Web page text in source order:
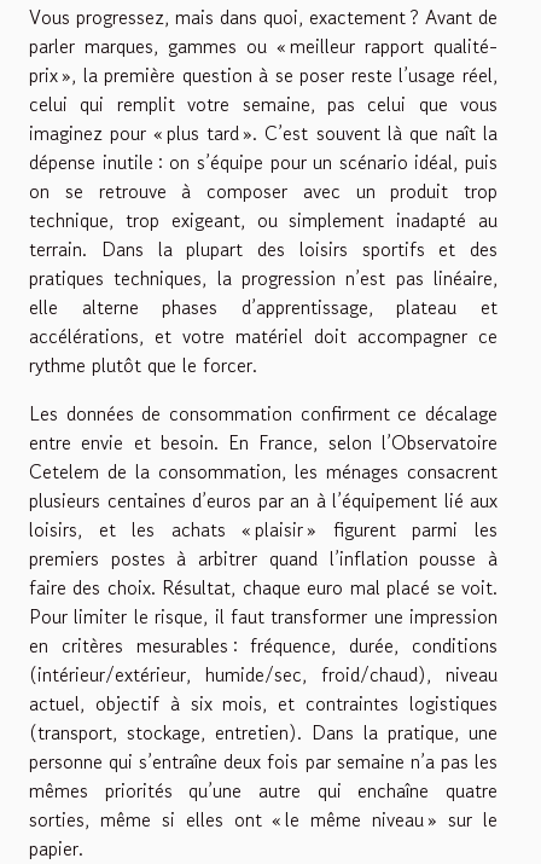
Vous progressez, mais dans quoi, exactement ? Avant de
parler marques, gammes ou « meilleur rapport qualité-
prix », la première question à se poser reste l’usage réel,
celui qui remplit votre semaine, pas celui que vous
imaginez pour « plus tard ». C’est souvent là que naît la
dépense inutile : on s’équipe pour un scénario idéal, puis
on se retrouve à composer avec un produit trop
technique, trop exigeant, ou simplement inadapté au
terrain. Dans la plupart des loisirs sportifs et des
pratiques techniques, la progression n’est pas linéaire,
elle alterne phases d’apprentissage, plateau et
accélérations, et votre matériel doit accompagner ce
rythme plutôt que le forcer.
Les données de consommation confirment ce décalage
entre envie et besoin. En France, selon l’Observatoire
Cetelem de la consommation, les ménages consacrent
plusieurs centaines d’euros par an à l’équipement lié aux
loisirs, et les achats « plaisir » figurent parmi les
premiers postes à arbitrer quand l’inflation pousse à
faire des choix. Résultat, chaque euro mal placé se voit.
Pour limiter le risque, il faut transformer une impression
en critères mesurables : fréquence, durée, conditions
(intérieur/extérieur, humide/sec, froid/chaud), niveau
actuel, objectif à six mois, et contraintes logistiques
(transport, stockage, entretien). Dans la pratique, une
personne qui s’entraîne deux fois par semaine n’a pas les
mêmes priorités qu’une autre qui enchaîne quatre
sorties, même si elles ont « le même niveau » sur le
papier.